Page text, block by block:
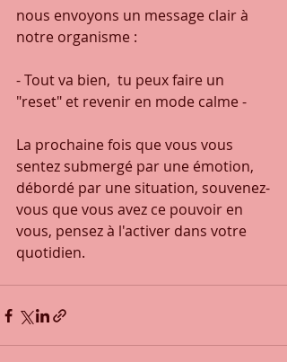
nous envoyons un message clair à
notre organisme :
- Tout va bien,  tu peux faire un
"reset" et revenir en mode calme -
La prochaine fois que vous vous
sentez submergé par une émotion,
débordé par une situation, souvenez-
vous que vous avez ce pouvoir en
vous, pensez à l'activer dans votre
quotidien.